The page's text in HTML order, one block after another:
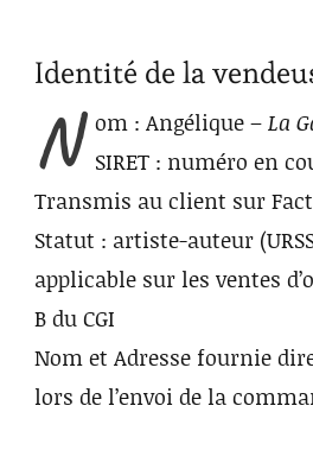
Identité de la
N om : Angélique –La
SIRET : numéro en
Transmis au client sur
Statut : artiste-auteur
applicable sur les ventes
B du CGI
Nom et Adresse fournie
lors de l’envoi de la